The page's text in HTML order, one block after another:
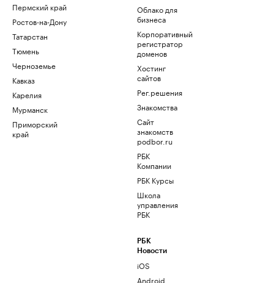
Пермский край
Ростов-на-Дону
Татарстан
Тюмень
Черноземье
Кавказ
Карелия
Мурманск
Приморский
край
Облако для
бизнеса
Корпоративный
регистратор
доменов
Хостинг
сайтов
Рег.решения
Знакомства
Сайт
знакомств
podbor.ru
РБК
Компании
РБК Курсы
Школа
управления
РБК
РБК
Новости
iOS
Android